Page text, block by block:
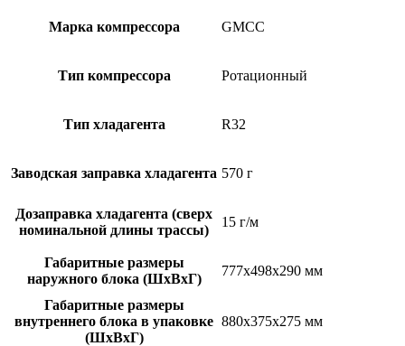
Марка компрессора GMCC
Тип компрессора Ротационный
Тип хладагента R32
Заводская заправка хладагента 570 г
Дозаправка хладагента (сверх
номинальной длины трассы)
15 г/м
Габаритные размеры
наружного блока (ШxВxГ)
777x498x290 мм
Габаритные размеры
внутреннего блока в упаковке
(ШxВxГ)
880x375x275 мм